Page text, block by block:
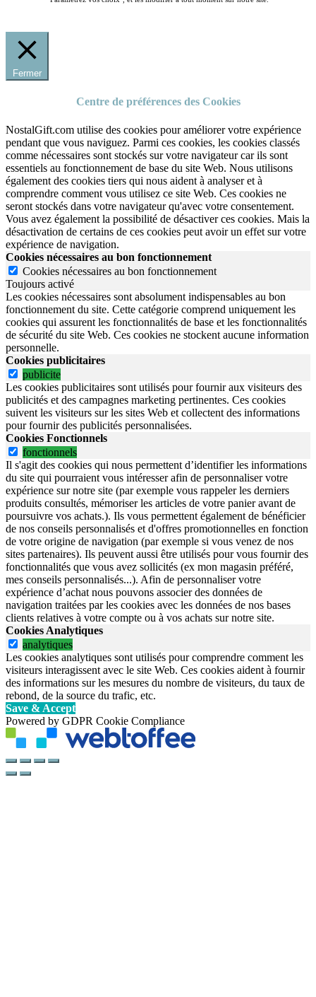
Fermer
Centre de préférences des Cookies
NostalGift.com utilise des cookies pour améliorer votre expérience
pendant que vous naviguez. Parmi ces cookies, les cookies classés
comme nécessaires sont stockés sur votre navigateur car ils sont
essentiels au fonctionnement de base du site Web. Nous utilisons
également des cookies tiers qui nous aident à analyser et à
comprendre comment vous utilisez ce site Web. Ces cookies ne
seront stockés dans votre navigateur qu'avec votre consentement.
Vous avez également la possibilité de désactiver ces cookies. Mais la
désactivation de certains de ces cookies peut avoir un effet sur votre
expérience de navigation.
Cookies nécessaires au bon fonctionnement
Cookies nécessaires au bon fonctionnement
Toujours activé
Les cookies nécessaires sont absolument indispensables au bon
fonctionnement du site. Cette catégorie comprend uniquement les
cookies qui assurent les fonctionnalités de base et les fonctionnalités
de sécurité du site Web. Ces cookies ne stockent aucune information
personnelle.
Cookies publicitaires
publicite
Les cookies publicitaires sont utilisés pour fournir aux visiteurs des
publicités et des campagnes marketing pertinentes. Ces cookies
suivent les visiteurs sur les sites Web et collectent des informations
pour fournir des publicités personnalisées.
Cookies Fonctionnels
fonctionnels
Il s'agit des cookies qui nous permettent d’identifier les informations
du site qui pourraient vous intéresser afin de personnaliser votre
expérience sur notre site (par exemple vous rappeler les derniers
produits consultés, mémoriser les articles de votre panier avant de
poursuivre vos achats.). Ils vous permettent également de bénéficier
de nos conseils personnalisés et d'offres promotionnelles en fonction
de votre origine de navigation (par exemple si vous venez de nos
sites partenaires). Ils peuvent aussi être utilisés pour vous fournir des
fonctionnalités que vous avez sollicités (ex mon magasin préféré,
mes conseils personnalisés...). Afin de personnaliser votre
expérience d’achat nous pouvons associer des données de
navigation traitées par les cookies avec les données de nos bases
clients relatives à votre compte ou à vos achats sur notre site.
Cookies Analytiques
analytiques
Les cookies analytiques sont utilisés pour comprendre comment les
visiteurs interagissent avec le site Web. Ces cookies aident à fournir
des informations sur les mesures du nombre de visiteurs, du taux de
rebond, de la source du trafic, etc.
Save & Accept
Powered by GDPR Cookie Compliance